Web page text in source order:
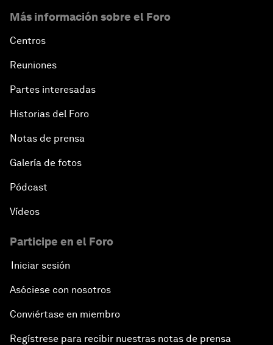
Más información sobre el Foro
Centros
Reuniones
Partes interesadas
Historias del Foro
Notas de prensa
Galería de fotos
Pódcast
Vídeos
Participe en el Foro
Iniciar sesión
Asóciese con nosotros
Conviértase en miembro
Regístrese para recibir nuestras notas de prensa